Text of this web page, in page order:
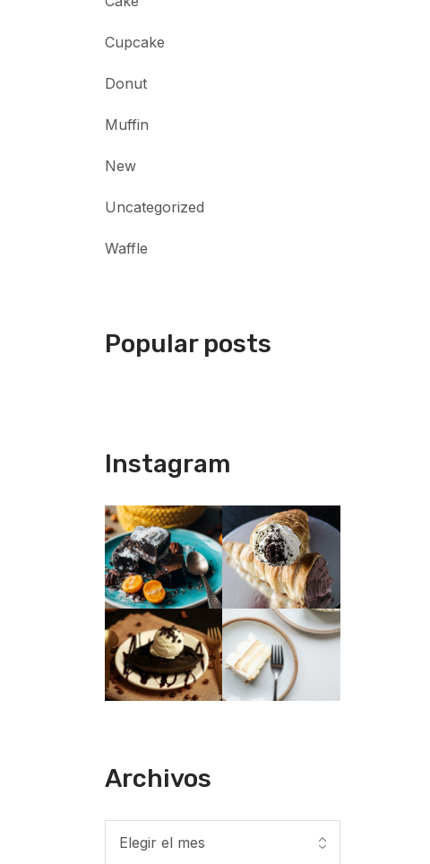
Cupcake
Donut
Muffin
New
Uncategorized
Waffle
Popular posts
Instagram
Archivos